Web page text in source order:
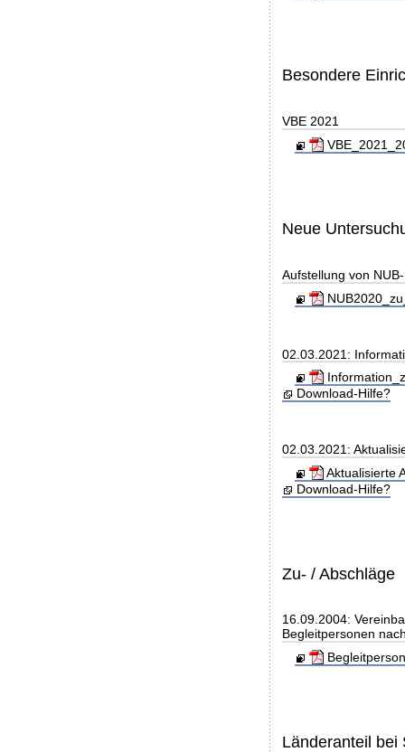
Besondere
VBE 2021
Neue
Aufstellung von
02.03.2021:
Download-Hilfe?
02.03.2021:
Aktualisierte
Download-Hilfe?
Zu- / Abschläge
16.09.2004:
Begleitpersonen
Länderanteil bei